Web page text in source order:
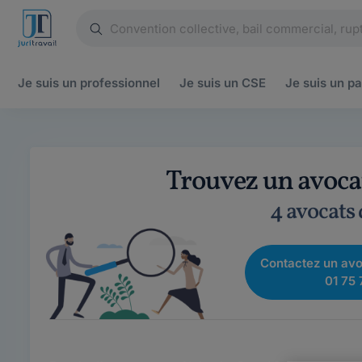
Je suis un professionnel Je suis un CSE Je suis un
Trouvez un
4
Contactez un
01 75